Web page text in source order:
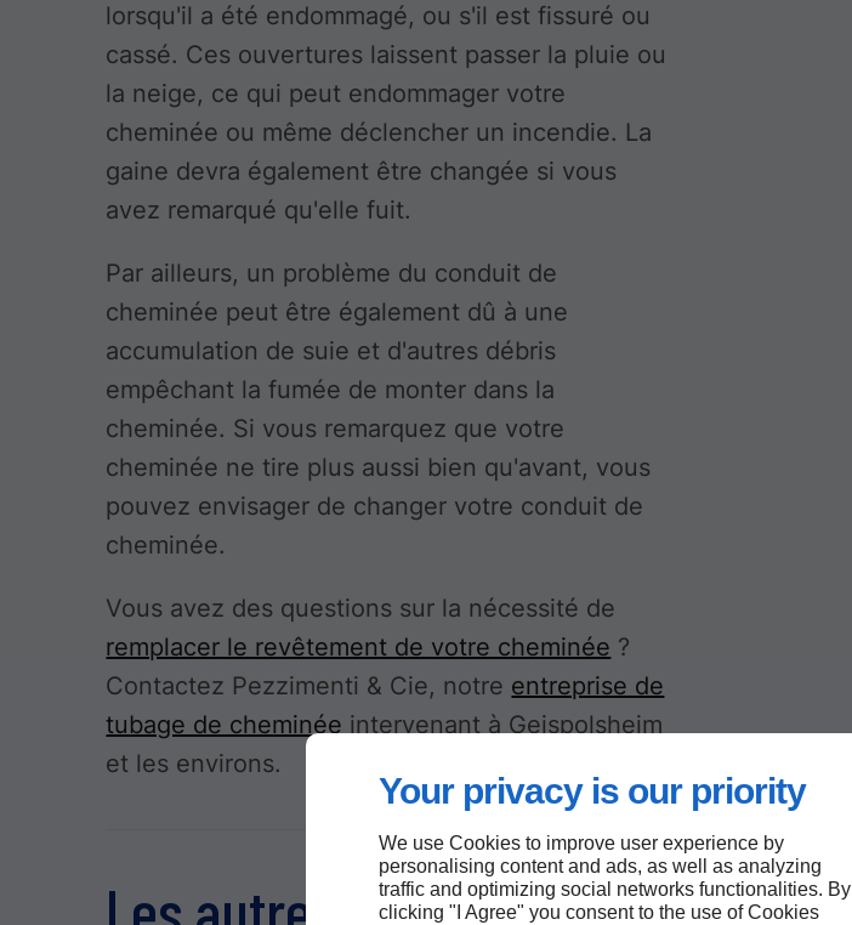
Your privacy is our priority
We use Cookies to improve user experience by
personalising content and ads, as well as analyzing
traffic and optimizing social networks functionalities. By
clicking "I Agree" you consent to the use of Cookies
lorsqu'il a été endommagé, ou s'il est fissuré ou
cassé. Ces ouvertures laissent passer la pluie ou
la neige, ce qui peut endommager votre
cheminée ou même déclencher un incendie. La
gaine devra également être changée si vous
avez remarqué qu'elle fuit.
Par ailleurs, un problème du conduit de
cheminée peut être également dû à une
accumulation de suie et d'autres débris
empêchant la fumée de monter dans la
cheminée. Si vous remarquez que votre
cheminée ne tire plus aussi bien qu'avant, vous
pouvez envisager de changer votre conduit de
cheminée.
Vous avez des questions sur la nécessité de
remplacer le revêtement de votre cheminée ?
Contactez Pezzimenti & Cie, notre entreprise de
tubage de cheminée intervenant à Geispolsheim
et les environs.